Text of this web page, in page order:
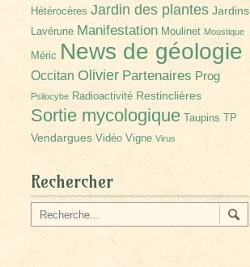
Hétérocères Jardin des plantes Jardins
Lavérune Manifestation Moulinet Moustique
Méric News de géologie
Occitan Olivier Partenaires Prog
Psilocybe Radioactivité Restinclières
Sortie mycologique Taupins TP
Vendargues Vidéo Vigne Virus
Rechercher